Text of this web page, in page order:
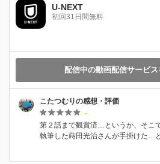
U-NEXT
初回31日間無料
配信中の動画配信サービ
こたつむりの感想・評価
-
第２話まで観賞済…というか、そこ
執筆した蒔田光治さんが手掛けた…